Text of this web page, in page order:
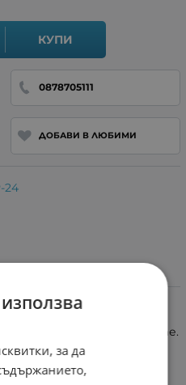
КУПИ
0878705111
ДОБАВИ В ЛЮБИМИ
24
лист който като се
протектор на камерите.
за да